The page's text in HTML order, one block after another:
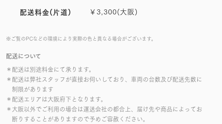
※ご覧のPCなどの環境により実際の色と異なる場合がございます。
配送について
＊配送は別途料金にて承ります。
＊配送は弊社スタッフが直接お伺いしており、車両の台数及び配送先数に
制限があります
＊配送エリアは大阪府下となります。
＊大阪以外でご利用の場合は運送会社の都合上、届け先や商品によってお
断りすることがありますので予めご容赦ください。
配送料金(片道) ￥3,300(大阪)